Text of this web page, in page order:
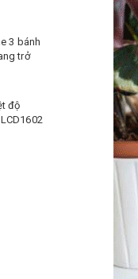
3 bánh
trở
độ